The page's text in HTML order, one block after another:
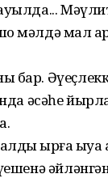
мал
бар.
әсәһе
ҡырға